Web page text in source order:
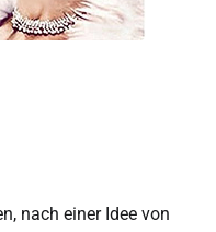
nach einer Idee von